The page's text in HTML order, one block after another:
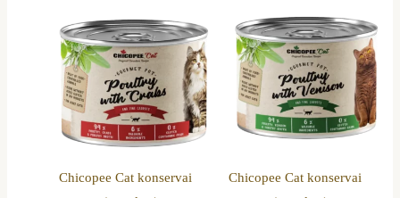
Chicopee Cat konservai
Chicopee Cat konservai